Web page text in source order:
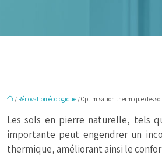
/ Rénovation écologique / Optimisation thermique des
Les sols en pierre naturelle, tels
importante peut engendrer un
thermique, améliorant ainsi le